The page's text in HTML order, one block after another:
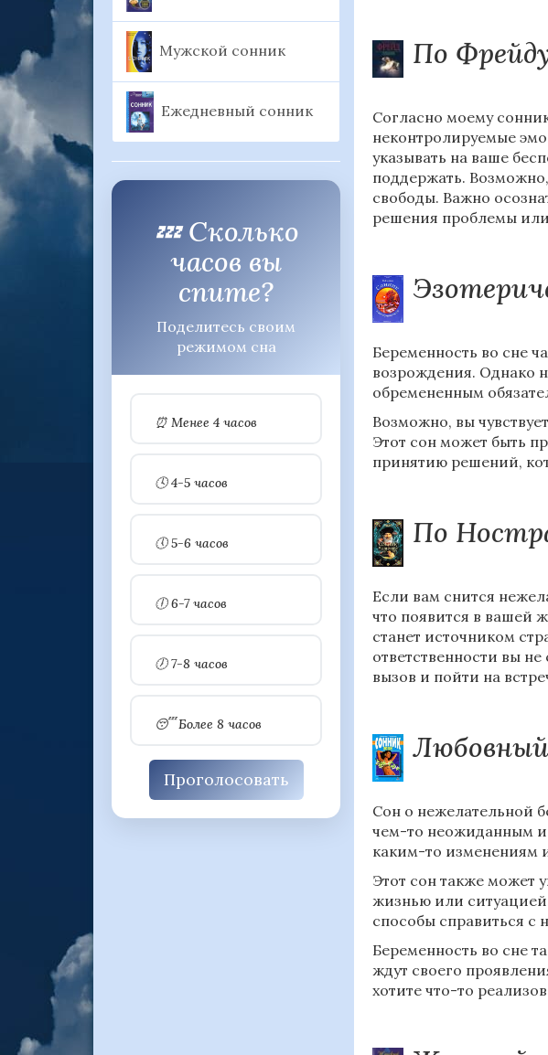
Мужской сонник
Ежедневный сонник
💤 Сколько
часов вы
спите?
Поделитесь своим
режимом сна
⏰ Менее 4 часов
🕓 4-5 часов
🕔 5-6 часов
🕕 6-7 часов
🕖 7-8 часов
😴 Более 8 часов
Проголосовать
По
Согласно моему
неконтролируемые
указывать на ваше
поддержать. Возможно,
свободы. Важно
решения проблемы
Беременность во сне
возрождения. Однако
обремененным
Возможно, вы
Этот сон может быть
принятию решений,
По
Если вам снится
что появится в вашей
станет источником
ответственности вы
вызов и пойти на
Сон о нежелательной
чем-то неожиданным и
каким-то изменениям
Этот сон также может
жизнью или
способы справиться с
Беременность во сне
ждут своего
хотите что-то